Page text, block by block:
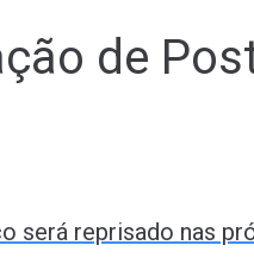
de
será reprisado nas